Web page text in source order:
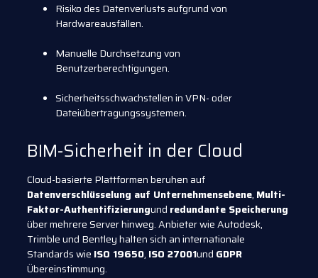
Risiko des Datenverlusts aufgrund von
Hardwareausfällen.
Manuelle Durchsetzung von
Benutzerberechtigungen.
Sicherheitsschwachstellen in VPN- oder
Dateiübertragungssystemen.
BIM-Sicherheit in der Cloud
Cloud-basierte Plattformen beruhen auf
Datenverschlüsselung auf Unternehmensebene, Multi-
Faktor-Authentifizierungund redundante Speicherung
über mehrere Server hinweg. Anbieter wie Autodesk,
Trimble und Bentley halten sich an internationale
Standards wie ISO 19650, ISO 27001und GDPR
Übereinstimmung.